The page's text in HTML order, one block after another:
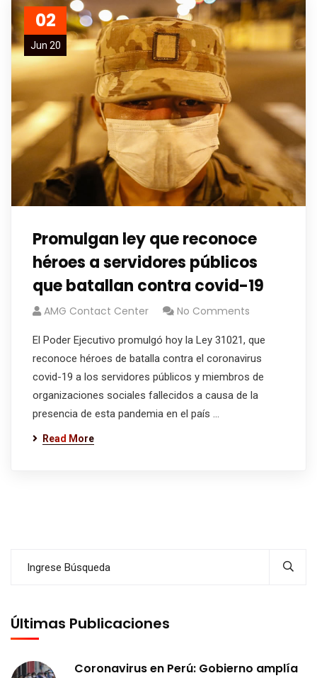
02
Jun 20
Promulgan ley que reconoce
héroes a servidores públicos
que batallan contra covid-19
AMG Contact Center No Comments
El Poder Ejecutivo promulgó hoy la Ley 31021, que
reconoce héroes de batalla contra el coronavirus
covid-19 a los servidores públicos y miembros de
organizaciones sociales fallecidos a causa de la
presencia de esta pandemia en el país ...
Read More
Últimas Publicaciones
Coronavirus en Perú: Gobierno amplía